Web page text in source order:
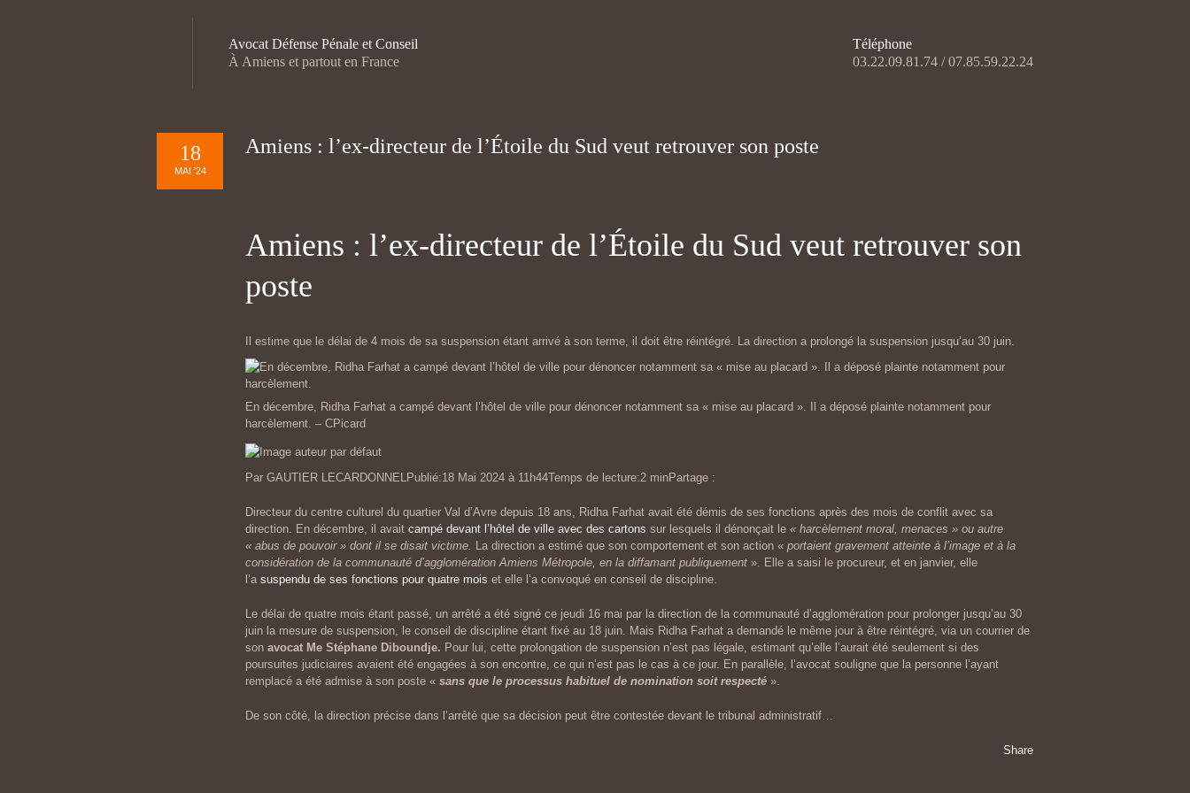
Avocat Défense Pénale et Conseil
À Amiens et partout en France
Téléphone
03.22.09.81.74 / 07.85.59.22.24
18
MAI '24
Amiens : l’ex-directeur de l’Étoile du Sud veut retrouver son poste
Amiens : l’ex-directeur de l’Étoile du Sud veut retrouver son
poste
Il estime que le délai de 4 mois de sa suspension étant arrivé à son terme, il doit être réintégré. La direction a prolongé la suspension jusqu’au 30 juin.
En décembre, Ridha Farhat a campé devant l’hôtel de ville pour dénoncer notamment sa « mise au placard ». Il a déposé plainte notamment pour
harcèlement. – CPicard
Par GAUTIER LECARDONNELPublié:18 Mai 2024 à 11h44Temps de lecture:2 minPartage :
Directeur du centre culturel du quartier Val d’Avre depuis 18 ans, Ridha Farhat avait été démis de ses fonctions après des mois de conflit avec sa
direction. En décembre, il avait campé devant l’hôtel de ville avec des cartons sur lesquels il dénonçait le « harcèlement moral, menaces » ou autre
« abus de pouvoir » dont il se disait victime. La direction a estimé que son comportement et son action « portaient gravement atteinte à l’image et à la
considération de la communauté d’agglomération Amiens Métropole, en la diffamant publiquement ». Elle a saisi le procureur, et en janvier, elle
l’a suspendu de ses fonctions pour quatre mois et elle l’a convoqué en conseil de discipline.
Le délai de quatre mois étant passé, un arrêté a été signé ce jeudi 16 mai par la direction de la communauté d’agglomération pour prolonger jusqu’au 30
juin la mesure de suspension, le conseil de discipline étant fixé au 18 juin. Mais Ridha Farhat a demandé le même jour à être réintégré, via un courrier de
son avocat Me Stéphane Diboundje. Pour lui, cette prolongation de suspension n’est pas légale, estimant qu’elle l’aurait été seulement si des
poursuites judiciaires avaient été engagées à son encontre, ce qui n’est pas le cas à ce jour. En parallèle, l’avocat souligne que la personne l’ayant
remplacé a été admise à son poste « sans que le processus habituel de nomination soit respecté ».
De son côté, la direction précise dans l’arrêté que sa décision peut être contestée devant le tribunal administratif…
Share